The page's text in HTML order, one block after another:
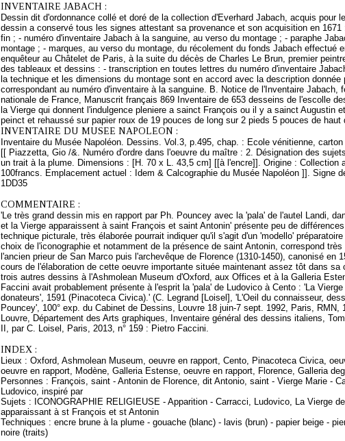
INVENTAIRE JABACH :
Dessin dit d'ordonnance collé et doré de la collection d'Everhard Jabach, acquis pour
dessin a conservé tous les signes attestant sa provenance et son acquisition en
fin ; - numéro d'inventaire Jabach à la sanguine, au verso du montage ; - paraphe
montage ; - marques, au verso du montage, du récolement du fonds Jabach effectué
enquêteur au Châtelet de Paris, à la suite du décès de Charles Le Brun, premier
des tableaux et dessins : - transcription en toutes lettres du numéro d'inventaire
la technique et les dimensions du montage sont en accord avec la description
correspondant au numéro d'inventaire à la sanguine. B. Notice de l'Inventaire
nationale de France, Manuscrit français 869 Inventaire de 653 desseins de l'escolle
la Vierge qui donnent l'indulgence pleniere a sainct François ou il y a sainct Augustin
peinct et rehaussé sur papier roux de 19 pouces de long sur 2 pieds 5 pouces de haut
INVENTAIRE DU MUSEE NAPOLEON :
Inventaire du Musée Napoléon. Dessins. Vol.3, p.495, chap. : Ecole vénitienne,
[[ Piazzetta, Gio /&. Numéro d'ordre dans l'oeuvre du maître : 2. Désignation des
un trait à la plume. Dimensions : [H. 70 x L. 43,5 cm] [[à l'encre]]. Origine : Collection
100francs. Emplacement actuel : Idem & Calcographie du Musée Napoléon ]]. Signe
1DD35
COMMENTAIRE :
'Le très grand dessin mis en rapport par Ph. Pouncey avec la 'pala' de l'autel Landi,
et la Vierge apparaissent à saint François et saint Antonin' présente peu de
technique picturale, très élaborée pourrait indiquer qu'il s'agit d'un 'modello'
choix de l'iconographie et notamment de la présence de saint Antonin, correspond
l'ancien prieur de San Marco puis l'archevêque de Florence (1310-1450), canonisé en
cours de l'élaboration de cette oeuvre importante située maintenant assez tôt dans
trois autres dessins à l'Ashmolean Museum d'Oxford, aux Offices et à la Galleria
Faccini avait probablement présente à l'esprit la 'pala' de Ludovico à Cento : 'La
donateurs', 1591 (Pinacoteca Civica).' (C. Legrand [Loisel], 'L'Oeil du connaisseur,
Pouncey', 100° exp. du Cabinet de Dessins, Louvre 18 juin-7 sept. 1992, Paris,
Louvre, Département des Arts graphiques, Inventaire général des dessins italiens,
II, par C. Loisel, Paris, 2013, n° 159 : Pietro Faccini.
INDEX :
Lieux : Oxford, Ashmolean Museum, oeuvre en rapport, Cento, Pinacoteca Civica,
oeuvre en rapport, Modène, Galleria Estense, oeuvre en rapport, Florence, Galleria
Personnes : François, saint - Antonin de Florence, dit Antonio, saint - Vierge Marie -
Ludovico, inspiré par
Sujets : ICONOGRAPHIE RELIGIEUSE - Apparition - Carracci, Ludovico, La Vierge
apparaissant à st François et st Antonin
Techniques : encre brune à la plume - gouache (blanc) - lavis (brun) - papier beige -
noire (traits)